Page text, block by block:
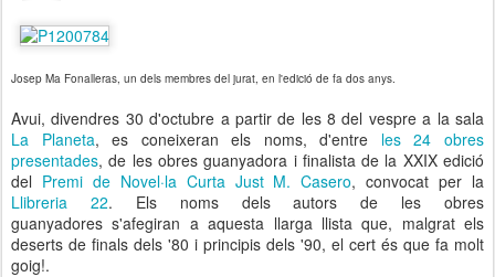
Josep Ma Fonalleras, un dels membres del jurat, en l'edició de fa dos anys.
Avui, divendres 30 d'octubre a partir de les 8 del vespre a la sala
La Planeta, es coneixeran els noms, d'entre les 24 obres
presentades, de les obres guanyadora i finalista de la XXIX edició
del Premi de Novel·la Curta Just M. Casero, convocat per la
Llibreria 22. Els noms dels autors de les obres
guanyadores s'afegiran a aquesta llarga llista que, malgrat els
deserts de finals dels '80 i principis dels '90, el cert és que fa molt
goig!.